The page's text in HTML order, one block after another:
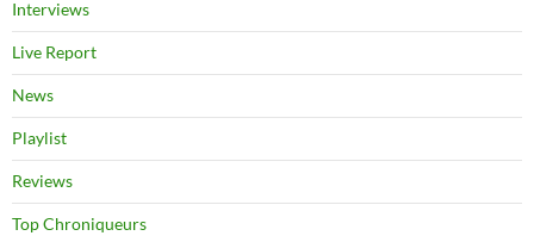
Interviews
Live Report
News
Playlist
Reviews
Top Chroniqueurs